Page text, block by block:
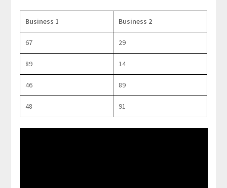
Business 1 Business 2
67 29
89 14
46 89
48 91